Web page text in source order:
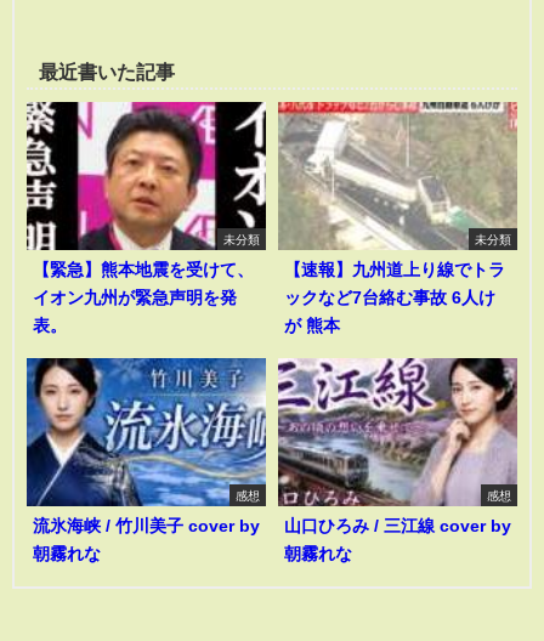
最近書いた記事
未分類
【緊急】熊本地震を受けて、
イオン九州が緊急声明を発
表。
未分類
【速報】九州道上り線でトラ
ックなど7台絡む事故 6人け
が 熊本
感想
流氷海峡 / 竹川美子 cover by
朝霧れな
感想
山口ひろみ / 三江線 cover by
朝霧れな